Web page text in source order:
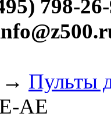
798-
→ Пульты
AE